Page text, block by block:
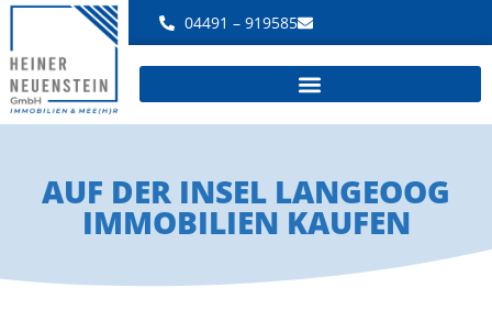
04491 – 919585
AUF DER INSEL LANGEOOG
IMMOBILIEN KAUFEN